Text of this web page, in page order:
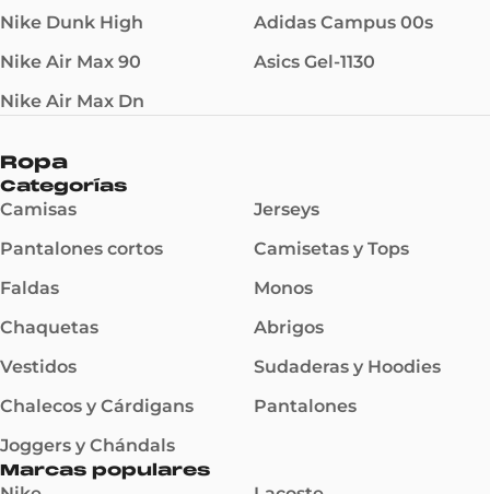
Nike Dunk High
Nike Air Max 90
Nike Air Max Dn
Adidas Campus 00s
Asics Gel-1130
Ropa
Categorías
Camisas
Pantalones cortos
Faldas
Chaquetas
Vestidos
Chalecos y Cárdigans
Joggers y Chándals
Jerseys
Camisetas y Tops
Monos
Abrigos
Sudaderas y Hoodies
Pantalones
Marcas populares